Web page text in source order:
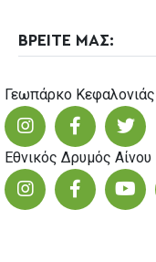
ΒΡΕΙΤΕ ΜΑΣ:
Γεωπάρκο Κεφαλονιάς
Εθνικός Δρυμός Αίνου